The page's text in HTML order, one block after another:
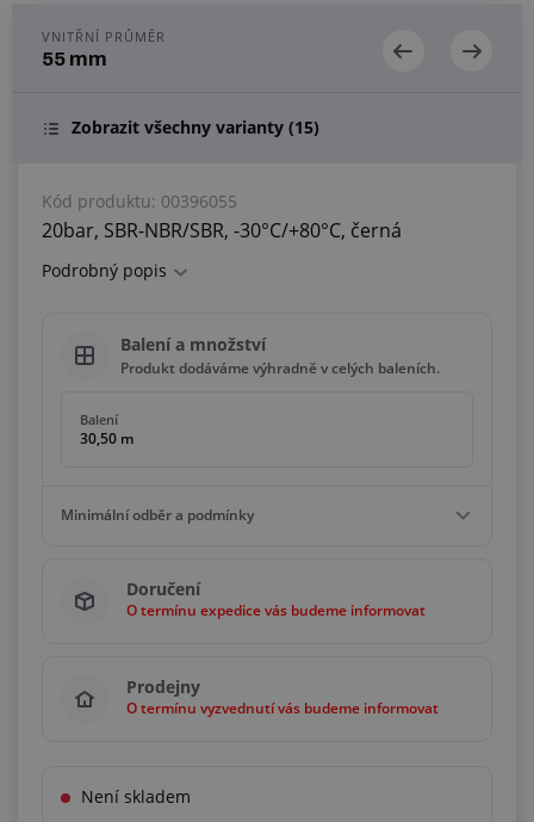
VNITŘNÍ PRŮMĚR
55 mm
Zobrazit všechny varianty (15)
Kód produktu: 00396055
20bar, SBR-NBR/SBR, -30°C/+80°C, černá
Podrobný popis
Balení a množství
Produkt dodáváme výhradně v celých baleních.
Balení
30,50 m
Minimální odběr a podmínky
61,00 m
Násobky 30,50 m
Doručení
O termínu expedice vás budeme informovat
Prodejny
O termínu vyzvednutí vás budeme informovat
Není skladem